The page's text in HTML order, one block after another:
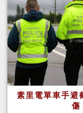
素里電單車手避
傷